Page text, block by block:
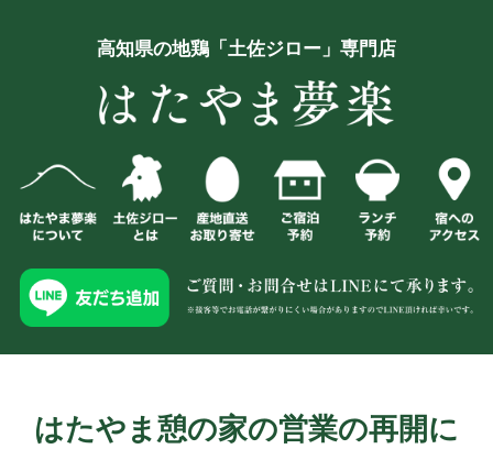
高知県の地鶏「土佐ジロー」専門店
はたやま憩の家の営業の再開に